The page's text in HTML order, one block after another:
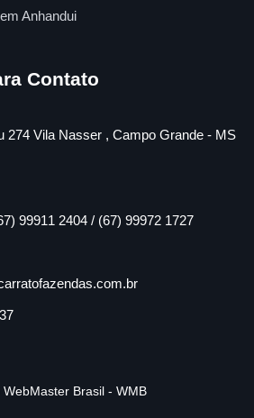
Anhandui
Contato
274 Vila Nasser , Campo Grande - MS
99911 2404 / (67) 99972 1727
Brasil - WMB